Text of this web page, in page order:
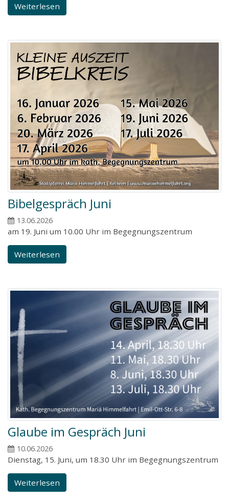
Weiterlesen
Bibelgespräch Juni
13.06.2026
am 19. Juni um 10.00 Uhr im Begegnungszentrum
Weiterlesen
Glaube im Gespräch Juni
10.06.2026
Dienstag, 15. Juni, um 18.30 Uhr im Begegnungszentrum
Weiterlesen